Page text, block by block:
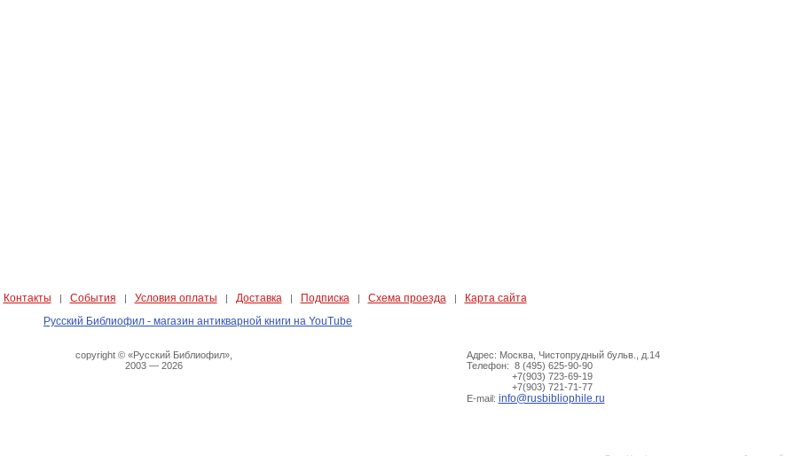
Контакты | События | Условия оплаты | Доставка | Подписка | Схема проезда |
Карта сайта
Русский Библиофил - магазин антикварной книги на YouTube
copyright © «Русский Библиофил»,
2003 — 2026
Адрес: Москва, Чистопрудный бульв., д.14
Телефон: 8 (495) 625-90-90
+7(903) 723-69-19
+7(903) 721-71-77
E-mail: info@rusbibliophile.ru